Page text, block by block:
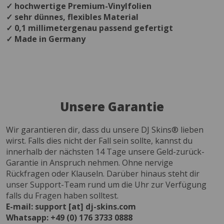
✓ hochwertige Premium-Vinylfolien
✓ sehr dünnes, flexibles Material
✓ 0,1 millimetergenau passend gefertigt
✓ Made in Germany
Unsere Garantie
Wir garantieren dir, dass du unsere DJ Skins® lieben
wirst. Falls dies nicht der Fall sein sollte, kannst du
innerhalb der nächsten 14 Tage unsere Geld-zurück-
Garantie in Anspruch nehmen. Ohne nervige
Rückfragen oder Klauseln. Darüber hinaus steht dir
unser Support-Team rund um die Uhr zur Verfügung
falls du Fragen haben solltest.
E-mail: support [at] dj-skins.com
Whatsapp: +49 (0) 176 3733 0888